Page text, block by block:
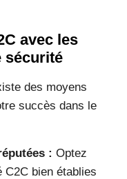
avec les
sécurité
des moyens
succès dans le
: Optez
C2C bien établies